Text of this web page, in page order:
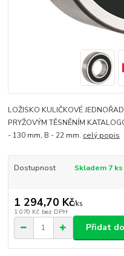
LOŽISKO KULIČKOVÉ
PRYŽOVÝM TĚSNĚNÍM
- 130 mm, B - 22 mm. celý popis
Dostupnost Skladem 7 ks
1 294,70 Kč/ks
1 070 Kč bez DPH
Přidat